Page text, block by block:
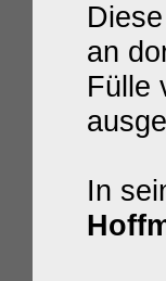
an
Fülle
In